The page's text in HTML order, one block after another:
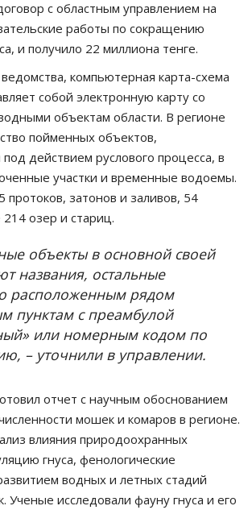
с областным управлением на
работы по сокращению
и получило 22 миллиона тенге.
компьютерная карта-схема
собой электронную карту со
объектам области. В регионе
пойменных объектов,
действием руслового процесса, в
участки и временные водоемы.
протоков, затонов и заливов, 54
214 озер и стариц.
объекты в основной своей
названия, остальные
расположенным рядом
пунктам с преамбулой
или номерным кодом по
– уточнили в управлении.
отчет с научным обоснованием
мошек и комаров в регионе.
влияния природоохранных
гнуса, фенологические
водных и летных стадий
Ученые исследовали фауну гнуса и его